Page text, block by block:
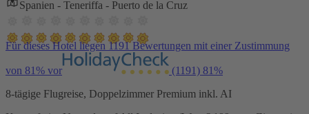
Spanien - Teneriffa - Puerto de la Cruz
Für dieses Hotel liegen 1191 Bewertungen mit einer Zustimmung
von 81% vor (1191) 81%
8-tägige Flugreise, Doppelzimmer Premium inkl. AI